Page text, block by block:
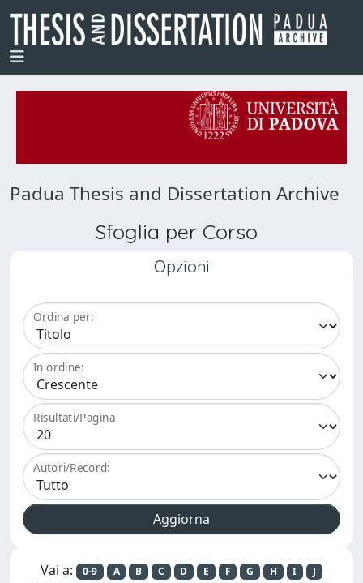
Padua Thesis and Dissertation Archive
Sfoglia per Corso
Opzioni
Ordina per:
In ordine:
Risultati/Pagina
Autori/Record:
Vai a: 0-9 A B C D E F G H I
J